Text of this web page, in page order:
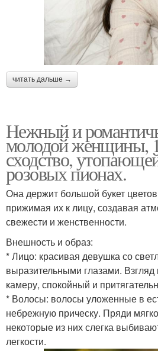
читать дальше →
Нежный и
молодой женщины,
сходство,
розовых пионах.
Она держит большой букет
прижимая их к лицу, создавая
свежести и женственности.
Внешность и образ:
* Лицо: красивая девушка со
выразительными глазами.
камеру, спокойный и
* Волосы: волосы уложенные в
небрежную прическу. Пряди
некоторые из них слегка
легкости.